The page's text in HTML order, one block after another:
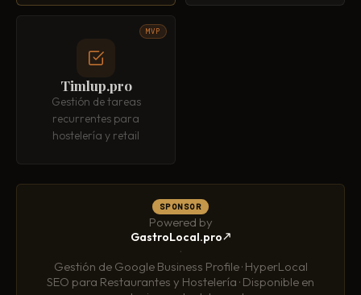
Timlup.pro
Gestión de tareas
recurrentes para
hostelería y retail
MVP
SPONSOR
Powered by
GastroLocal.pro
·
Gestión de Google Business Profile · HyperLocal
SEO para Restaurantes y Hostelería · Disponible en